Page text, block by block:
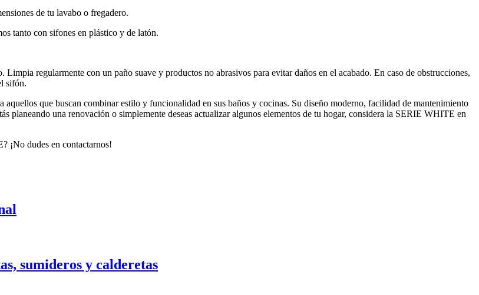
de tu lavabo o fregadero.
tanto con sifones en plástico y de latón.
regularmente con un paño suave y productos no abrasivos para evitar daños en el acabado. En caso de obstrucciones,
sifón.
que buscan combinar estilo y funcionalidad en sus baños y cocinas. Su diseño moderno, facilidad de mantenimiento
planeando una renovación o simplemente deseas actualizar algunos elementos de tu hogar, considera la SERIE WHITE en
¡No dudes en contactarnos!
sumideros y calderetas